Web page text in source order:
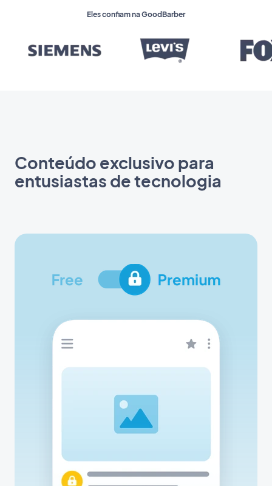
Eles confiam na GoodBarber
Conteúdo exclusivo para
entusiastas de tecnologia